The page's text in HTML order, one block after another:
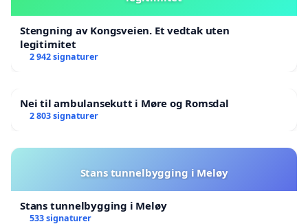
Stengning av Kongsveien. Et vedtak uten
legitimitet
2 942 signaturer
Nei til ambulansekutt i Møre og Romsdal
2 803 signaturer
Stans tunnelbygging i Meløy
Stans tunnelbygging i Meløy
533 signaturer